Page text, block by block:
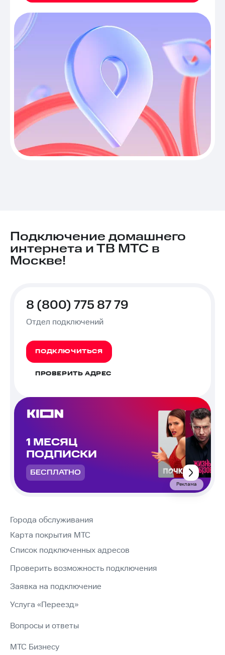
Подключение домашнего
интернета и ТВ МТС в
Москве!
8 (800) 775 87 79
Отдел подключений
ПОДКЛЮЧИТЬСЯ
ПРОВЕРИТЬ АДРЕС
1 МЕСЯЦ
ПОДПИСКИ
БЕСПЛАТНО
Реклама
Города обслуживания
Карта покрытия МТС
Список подключенных адресов
Проверить возможность подключения
Заявка на подключение
Услуга «Переезд»
Вопросы и ответы
МТС Бизнесу